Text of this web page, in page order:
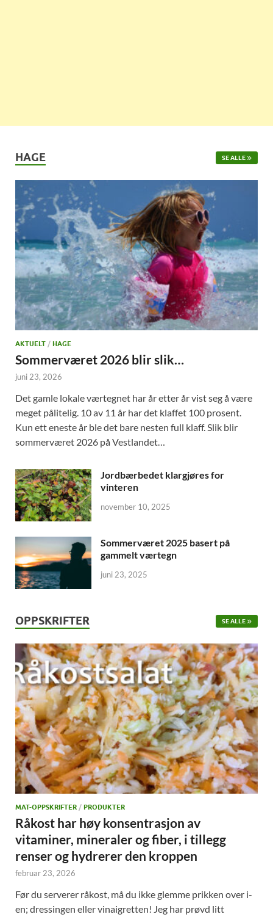
HAGE SE ALLE
AKTUELT / HAGE
Sommerværet 2026 blir slik…
juni 23, 2026
Det gamle lokale værtegnet har år etter år vist seg å være
meget pålitelig. 10 av 11 år har det klaffet 100 prosent.
Kun ett eneste år ble det bare nesten full klaff. Slik blir
sommerværet 2026 på Vestlandet…
Jordbærbedet klargjøres for
vinteren
november 10, 2025
Sommerværet 2025 basert på
gammelt værtegn
juni 23, 2025
OPPSKRIFTER SE ALLE
MAT-OPPSKRIFTER / PRODUKTER
Råkost har høy konsentrasjon av
vitaminer, mineraler og fiber, i tillegg
renser og hydrerer den kroppen
februar 23, 2026
Før du serverer råkost, må du ikke glemme prikken over i-
en; dressingen eller vinaigretten! Jeg har prøvd litt